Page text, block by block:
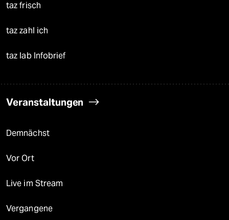
taz frisch
taz zahl ich
taz lab Infobrief
Veranstaltungen
Demnächst
Vor Ort
Live im Stream
Vergangene